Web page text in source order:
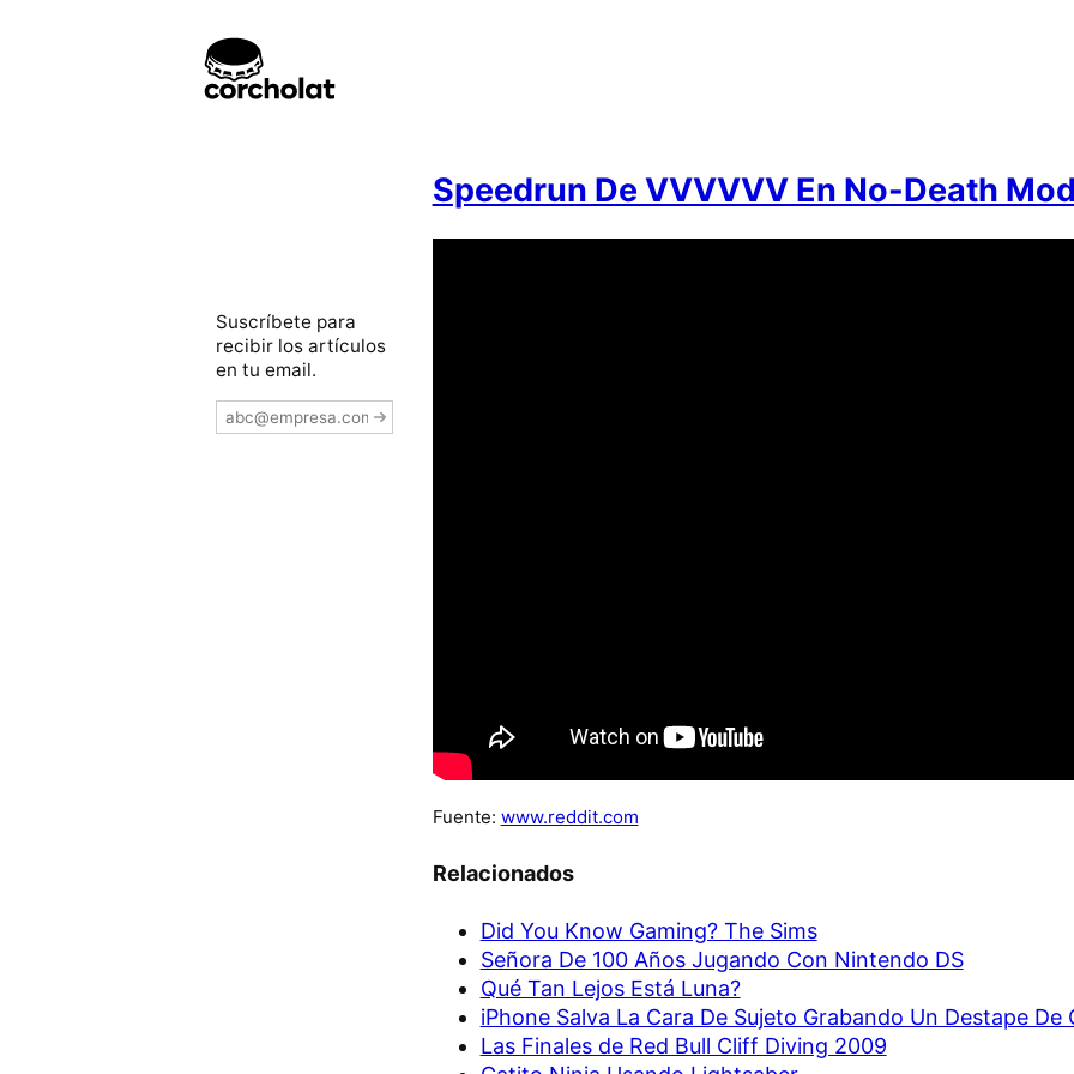
Speedrun De VVVVVV En No-Death
Fuente: www.reddit.com
Relacionados
Did You Know Gaming? The Sims
Señora De 100 Años Jugando Con Nintendo DS
Qué Tan Lejos Está Luna?
iPhone Salva La Cara De Sujeto Grabando Un Destape De
Las Finales de Red Bull Cliff Diving 2009
Suscríbete para
recibir los artículos
en tu email.